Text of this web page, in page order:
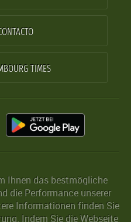
TIMES
Ihnen das bestmögliche
die Performance unserer
Informationen finden Sie
. Indem Sie die Webseite